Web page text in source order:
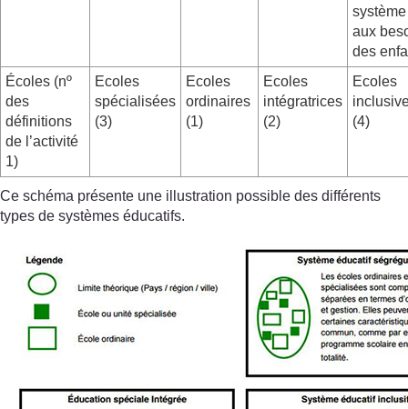
système
aux
des
Écoles (nº
des
définitions
de l’activité
1)
Ecoles
spécialisées
(3)
Ecoles
ordinaires
(1)
Ecoles
intégratrices
(2)
Ecoles
(4)
Ce schéma présente une illustration possible des différents
types de systèmes éducatifs.